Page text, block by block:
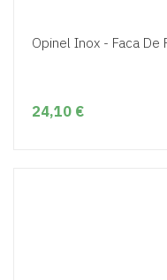
Opinel Inox - Faca De
24,10 €